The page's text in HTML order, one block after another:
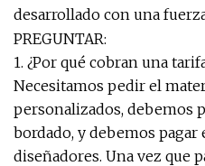
desarrollado con una
PREGUNTAR:
1. ¿Por qué cobran una
Necesitamos pedir el
personalizados, debemos
bordado, y debemos pagar
diseñadores. Una vez que